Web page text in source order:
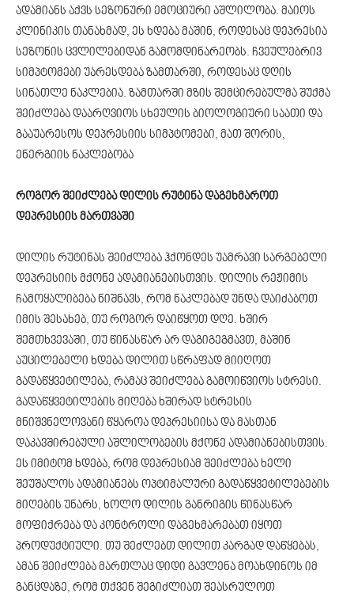
ადამიანს აქვს სეზონური ემოციური აშლილობა. მაიოს
კლინიკის თანახმად, ეს ხდება მაშინ, როდესაც დეპრესია
სეზონის ცვლილებიდან გამომდინარეობს. ჩვეულებრივ
სიმპტომები უარესდება ზამთარში, როდესაც დღის
სინათლე ნაკლებია. ზამთარში მზის შემცირებულმა შუქმა
შეიძლება დაარღვიოს სხეულის ბიოლოგიური საათი და
გააუარესოს დეპრესიის სიმპტომები, მათ შორის,
ენერგიის ნაკლებობა
როგორ შეიძლება დილის რუტინა დაგეხმაროთ
დეპრესიის მართვაში
დილის რუტინას შეიძლება ჰქონდეს უამრავი სარგებელი
დეპრესიის მქონე ადამიანებისთვის. დილის რეჟიმის
ჩამოყალიბება ნიშნავს, რომ ნაკლებად უნდა დაიძაბოთ
იმის შესახებ, თუ როგორ დაიწყოთ დღე. ხშირ
შემთხვევაში, თუ წინასწარ არ დაგიგეგმავთ, მაშინ
აუცილებელი ხდება დილით სწრაფად მიიღოთ
გადაწყვეტილება, რამაც შეიძლება გამოიწვიოს სტრესი.
გადაწყვეტილების მიღება ხშირად სტრესის
მნიშვნელოვანი წყაროა დეპრესიისა და მასთან
დაკავშირებული აშლილობების მქონე ადამიანებისთვის.
ეს იმიტომ ხდება, რომ დეპრესიამ შეიძლება ხელი
შეუშალოს ადამიანებს ოპტიმალური გადაწყვეტილებების
მიღების უნარს, ხოლო დილის განრიგის წინასწარ
მოფიქრება და კონტროლი დაგეხმარებათ იყოთ
პროდუქტიული. თუ შეძლებთ დილით კარგად დაწყებას,
ამან შეიძლება მართლაც დიდი გავლენა მოახდინოს იმ
განცდაზე, რომ თქვენ შეგიძლიათ შეასრულოთ